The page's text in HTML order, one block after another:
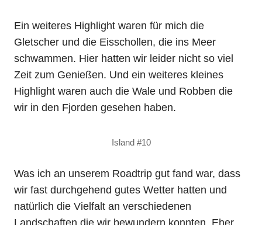
Ein weiteres Highlight waren für mich die
Gletscher und die Eisschollen, die ins Meer
schwammen. Hier hatten wir leider nicht so viel
Zeit zum Genießen. Und ein weiteres kleines
Highlight waren auch die Wale und Robben die
wir in den Fjorden gesehen haben.
Island #10
Was ich an unserem Roadtrip gut fand war, dass
wir fast durchgehend gutes Wetter hatten und
natürlich die Vielfalt an verschiedenen
Landschaften die wir bewundern konnten. Eher